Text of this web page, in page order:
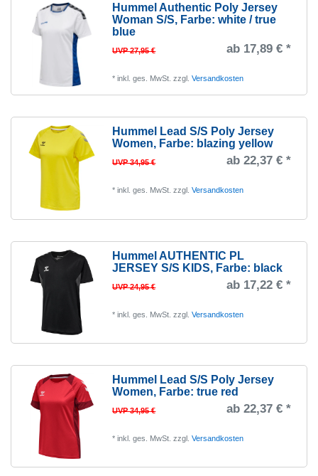
Hummel Authentic Poly Jersey
Woman S/S, Farbe: white / true
blue
UVP 27,95 € ab 17,89 € *
*inkl. ges. MwSt. zzgl.Versandkosten
Hummel Lead S/S Poly Jersey
Women, Farbe: blazing yellow
UVP 34,95 € ab 22,37 € *
*inkl. ges. MwSt. zzgl.Versandkosten
Hummel AUTHENTIC PL
JERSEY S/S KIDS, Farbe: black
UVP 24,95 € ab 17,22 € *
*inkl. ges. MwSt. zzgl.Versandkosten
Hummel Lead S/S Poly Jersey
Women, Farbe: true red
UVP 34,95 € ab 22,37 € *
*inkl. ges. MwSt. zzgl.Versandkosten